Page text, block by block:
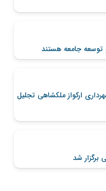
توسعه جامعه هستند
ارکواز ملکشاهی تجلیل
برگزار شد